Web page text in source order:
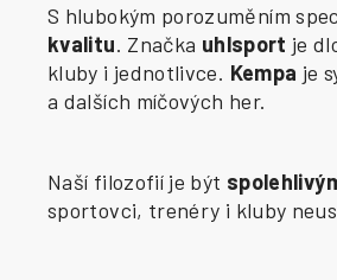
S hlubokým porozuměním
kvalitu. Značka uhlsport je
kluby i jednotlivce. Kempa je
a dalších míčových her.
Naší filozofií je být
sportovci, trenéry i kluby